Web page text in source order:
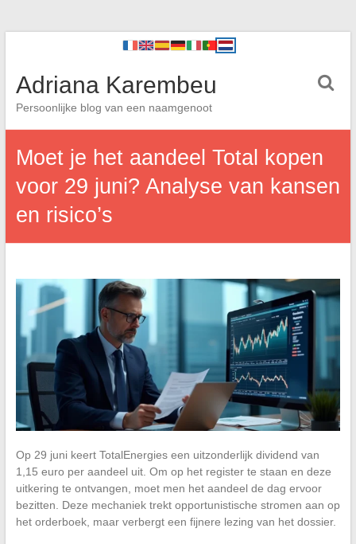
Adriana Karembeu
Persoonlijke blog van een naamgenoot
Moet je het aandeel Total kopen
voor 29 juni? Analyse van kansen
en risico’s
Op 29 juni keert TotalEnergies een uitzonderlijk dividend van
1,15 euro per aandeel uit. Om op het register te staan en deze
uitkering te ontvangen, moet men het aandeel de dag ervoor
bezitten. Deze mechaniek trekt opportunistische stromen aan op
het orderboek, maar verbergt een fijnere lezing van het dossier.